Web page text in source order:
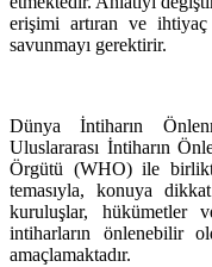
erişimi artıran ve ihtiyaç
savunmayı gerektirir.
Dünya İntiharın
Uluslararası İntiharın
Örgütü (WHO) ile
temasıyla, konuya
kuruluşlar, hükümetler
intiharların önlenebilir
amaçlamaktadır.